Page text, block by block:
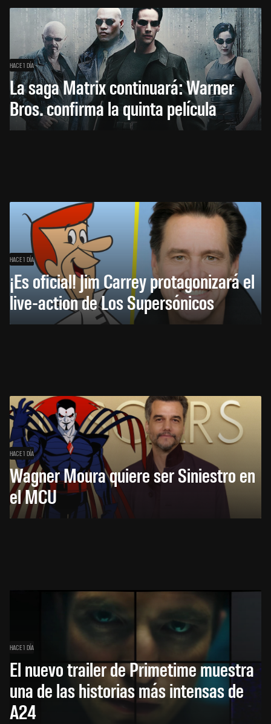
HACE 1 DÍA
La saga Matrix continuará: Warner
Bros. confirma la quinta película
HACE 1 DÍA
¡Es oficial! Jim Carrey protagonizará el
live-action de Los Supersónicos
HACE 1 DÍA
Wagner Moura quiere ser Siniestro en
el MCU
HACE 1 DÍA
El nuevo trailer de Primetime muestra
una de las historias más intensas de
A24